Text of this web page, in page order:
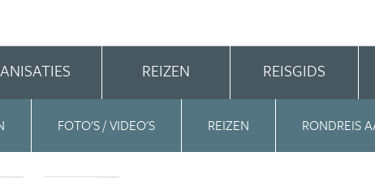
REIZEN REISGIDS
FOTO'S / VIDEO'S REIZEN RONDREIS